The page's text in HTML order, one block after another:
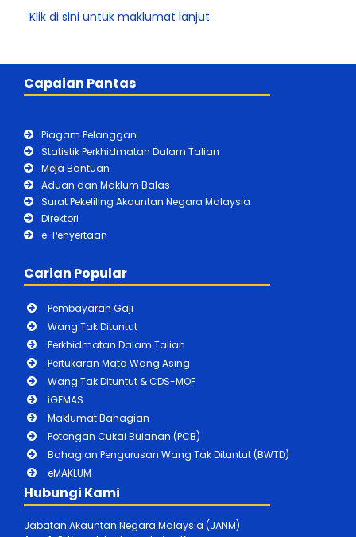
Klik di sini untuk maklumat lanjut.
Capaian Pantas
Piagam Pelanggan
Statistik Perkhidmatan Dalam Talian
Meja Bantuan
Aduan dan Maklum Balas
Surat Pekeliling Akauntan Negara Malaysia
Direktori
e-Penyertaan
Carian Popular
Pembayaran Gaji
Wang Tak Dituntut
Perkhidmatan Dalam Talian
Pertukaran Mata Wang Asing
Wang Tak Dituntut & CDS-MOF
iGFMAS
Maklumat Bahagian
Potongan Cukai Bulanan (PCB)
Bahagian Pengurusan Wang Tak Dituntut (BWTD)
eMAKLUM
Hubungi Kami
Jabatan Akauntan Negara Malaysia (JANM)